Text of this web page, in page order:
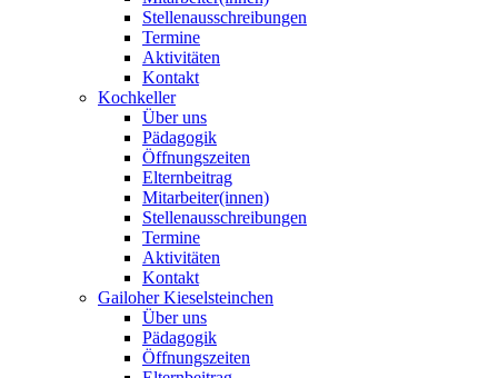
Stellenausschreibungen
Termine
Aktivitäten
Kontakt
Kochkeller
Über uns
Pädagogik
Öffnungszeiten
Elternbeitrag
Mitarbeiter(innen)
Stellenausschreibungen
Termine
Aktivitäten
Kontakt
Gailoher Kieselsteinchen
Über uns
Pädagogik
Öffnungszeiten